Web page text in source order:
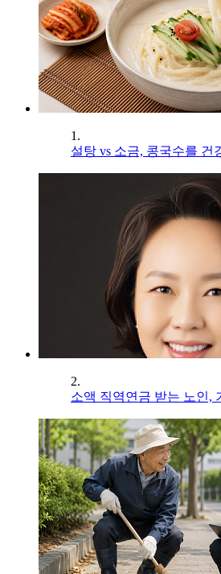
1.
설탕 vs 소금, 콩국수를 건
2.
소액 직역연금 받는 노인,